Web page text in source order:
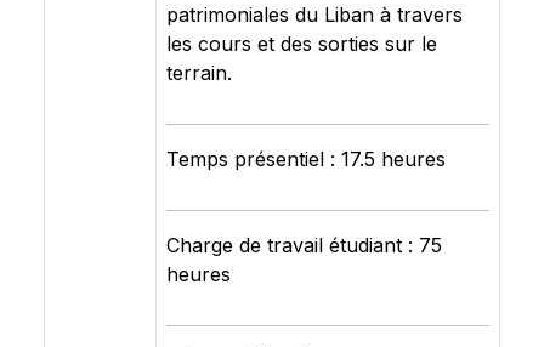
patrimoniales du Liban à travers
les cours et des sorties sur le
terrain.
Temps présentiel : 17.5 heures
Charge de travail étudiant : 75
heures